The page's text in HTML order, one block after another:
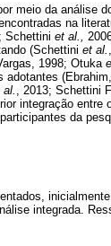
meio da análise
na
Schettini et al.,
(Schettini et al.
1998; Otuka
, 2013; Schettini
integração
da
integrada.